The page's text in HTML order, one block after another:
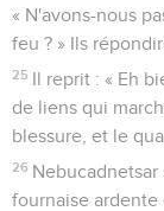
« N'avons-nous
feu ? » Ils
25 Il reprit : « Eh
de liens qui
blessure, et le
26
fournaise ardente